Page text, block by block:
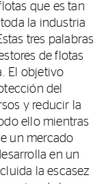
que es tan
la industria
tres palabras
de flotas
El objetivo
del
y reducir la
ello mientras
un mercado
en un
la escasez